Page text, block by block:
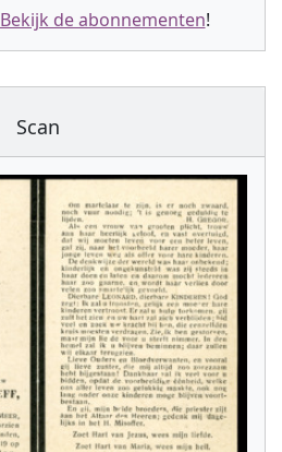
Bekijk de abonnementen!
Scan